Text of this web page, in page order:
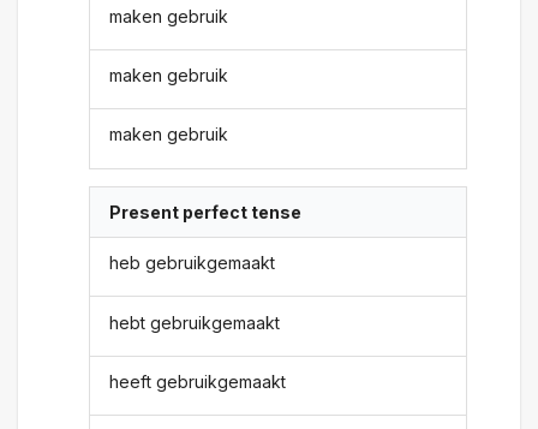
maken gebruik
maken gebruik
maken gebruik
Present perfect tense
heb gebruikgemaakt
hebt gebruikgemaakt
heeft gebruikgemaakt